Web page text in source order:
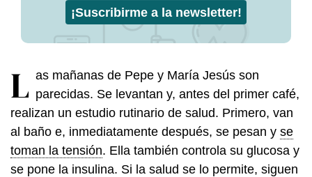
¡Suscribirme a la newsletter!
L as mañanas de Pepe y María Jesús son
parecidas. Se levantan y, antes del primer café,
realizan un estudio rutinario de salud. Primero, van
al baño e, inmediatamente después, se pesan y se
toman la tensión. Ella también controla su glucosa y
se pone la insulina. Si la salud se lo permite, siguen